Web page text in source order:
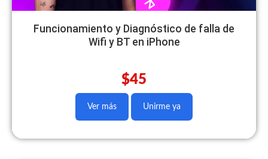
Funcionamiento y Diagnóstico de falla de
Wifi y BT en iPhone
$45
Ver más Unirme ya